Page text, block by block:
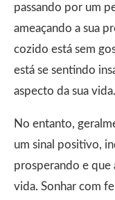
passando por um
ameaçando a sua
cozido está sem
está se sentindo
aspecto da sua vida.
No entanto,
um sinal positivo,
prosperando e que
vida. Sonhar com